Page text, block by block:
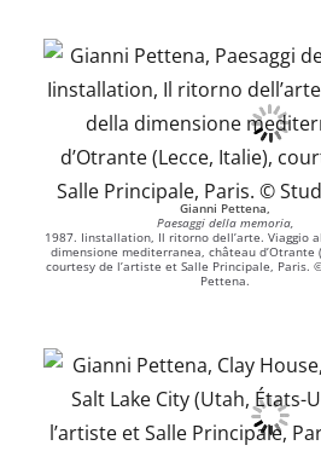
Gianni Pettena,
Paesaggi della memoria,
1987. Iinstallation, Il ritorno dell’arte. Viaggio
dimensione mediterranea, château d’Otrante
courtesy de l’artiste et Salle Principale, Paris.
Pettena.